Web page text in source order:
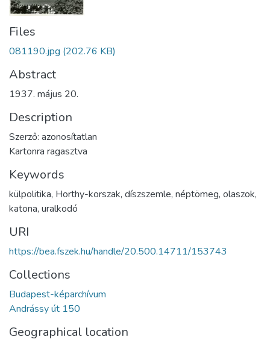
Files
081190.jpg (202.76 KB)
Abstract
1937. május 20.
Description
Szerző: azonosítatlan
Kartonra ragasztva
Keywords
külpolitika, Horthy-korszak, díszszemle, néptömeg, olaszok,
katona, uralkodó
URI
https://bea.fszek.hu/handle/20.500.14711/153743
Collections
Budapest-képarchívum
Andrássy út 150
Geographical location